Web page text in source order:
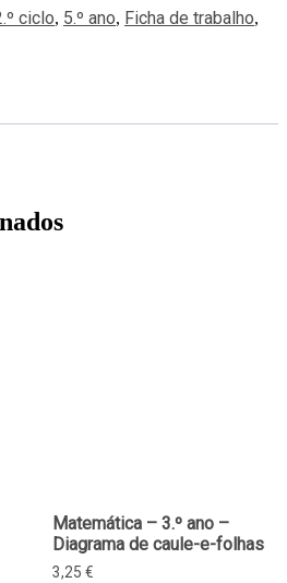
ciclo, 5.º ano, Ficha de trabalho,
Matemática – 3.º ano –
Diagrama de caule-e-folhas
3,25 €